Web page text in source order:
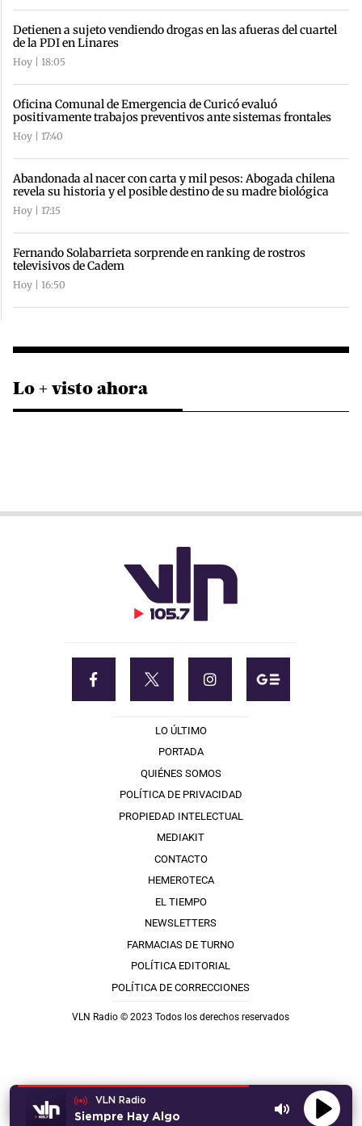
Detienen a sujeto vendiendo drogas en las afueras del cuartel
de la PDI en Linares
Hoy | 18:05
Oficina Comunal de Emergencia de Curicó evaluó
positivamente trabajos preventivos ante sistemas frontales
Hoy | 17:40
Abandonada al nacer con carta y mil pesos: Abogada chilena
revela su historia y el posible destino de su madre biológica
Hoy | 17:15
Fernando Solabarrieta sorprende en ranking de rostros
televisivos de Cadem
Hoy | 16:50
Lo + visto ahora
VLN Radio
Siempre Hay Algo
LO ÚLTIMO
PORTADA
QUIÉNES SOMOS
POLÍTICA DE PRIVACIDAD
PROPIEDAD INTELECTUAL
MEDIAKIT
CONTACTO
HEMEROTECA
EL TIEMPO
NEWSLETTERS
FARMACIAS DE TURNO
POLÍTICA EDITORIAL
POLÍTICA DE CORRECCIONES
VLN Radio © 2023 Todos los derechos reservados